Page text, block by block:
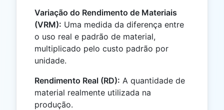
Variação do Rendimento de Materiais
(VRM): Uma medida da diferença entre
o uso real e padrão de material,
multiplicado pelo custo padrão por
unidade.
Rendimento Real (RD): A quantidade de
material realmente utilizada na
produção.